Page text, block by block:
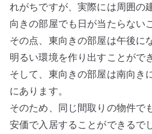
れがちですが、実際には周囲の
向きの部屋でも日が当たらない
その点、東向きの部屋は午後に
明るい環境を作り出すことがで
そして、東向きの部屋は南向き
にあります。
そのため、同じ間取りの物件で
安価で入居することができるで